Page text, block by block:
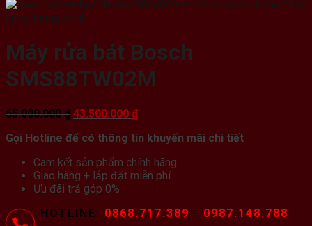
Máy rửa bát Bosch
SMS88TW02M
65.000.000₫ Giá
là:
43.500.000 ₫Giá
tại
43.500.000 ₫.
Gọi Hotline để có thông tin khuyến mãi chi tiết
Cam kết sản phẩm chính hãng
Giao hàng + lắp đặt miễn phí
Ưu đãi trả góp 0%
HOTLINE: 0868.717.389 - 0987.148.788